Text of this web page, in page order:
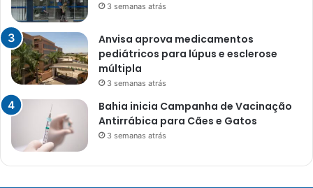
3 semanas atrás
Anvisa aprova medicamentos
pediátricos para lúpus e esclerose
múltipla
3 semanas atrás
Bahia inicia Campanha de Vacinação
Antirrábica para Cães e Gatos
3 semanas atrás